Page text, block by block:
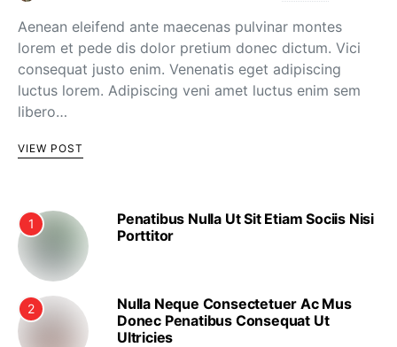
Aenean eleifend ante maecenas pulvinar montes
lorem et pede dis dolor pretium donec dictum. Vici
consequat justo enim. Venenatis eget adipiscing
luctus lorem. Adipiscing veni amet luctus enim sem
libero…
VIEW POST
1
Penatibus Nulla Ut Sit Etiam Sociis Nisi
Porttitor
2
Nulla Neque Consectetuer Ac Mus
Donec Penatibus Consequat Ut
Ultricies